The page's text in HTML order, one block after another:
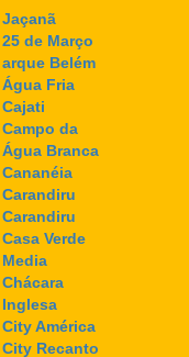
Jaçanã
25 de Março
arque Belém
Água Fria
Cajati
Campo da
Água Branca
Cananéia
Carandiru
Carandiru
Casa Verde
Media
Chácara
Inglesa
City América
City Recanto